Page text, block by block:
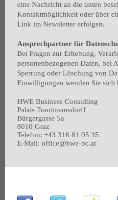
eine Nachricht an die unten
Kontaktmöglichkeit oder über
Link im Newsletter erfolgen.
Ansprechpartner für
Bei Fragen zur Erhebung,
personenbezogenen Daten, bei
Sperrung oder Löschung von
Einwilligungen wenden Sie sich
HWE Business Consulting
Palais Trauttmansdorff
Bürgergasse 5a
8010 Graz
Telefon: +43 316 81 05 35
E-Mail: office@hwe-bc.at